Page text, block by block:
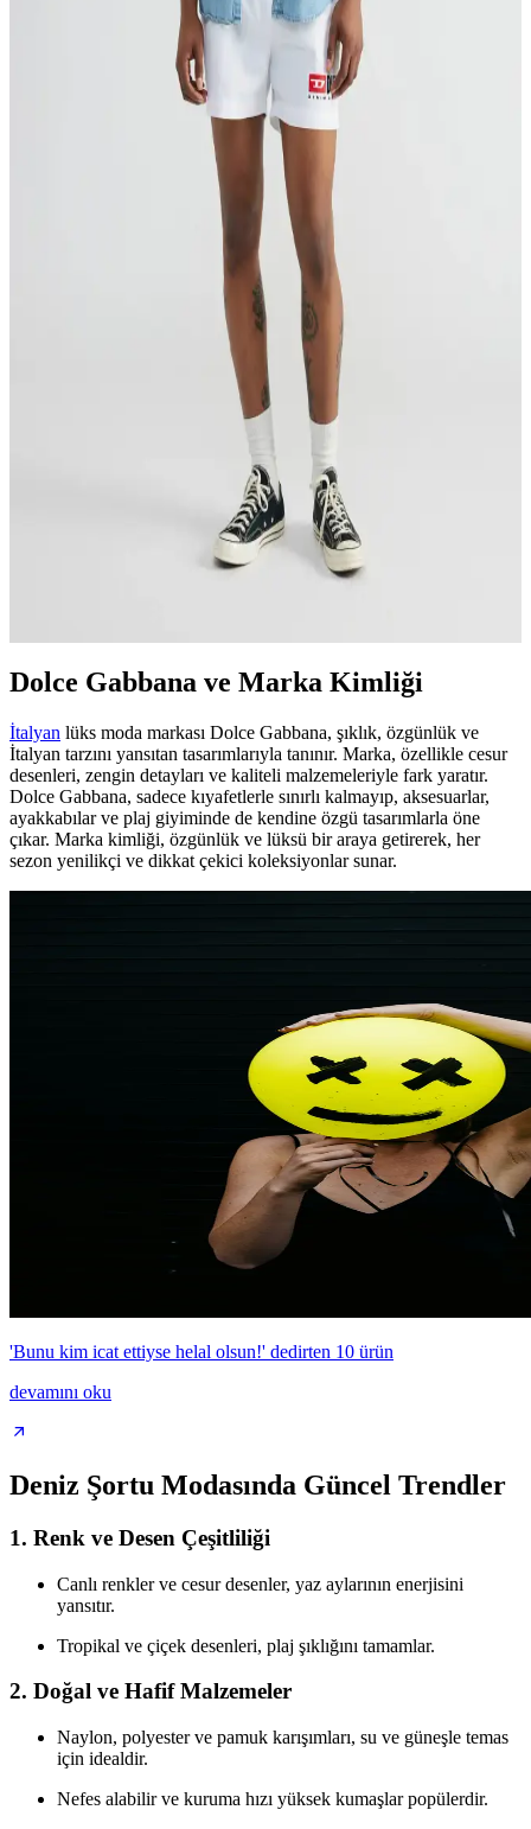
Pentı Deniz Şortu: Yazın Renkli ve Şık
Seçenekleriyle Plaj ve Günlük Kullanım
Pentı Deniz Şortu, canlı renkleri ve desenleriyle plaj ve günlük
kullanıma uygun, hafif ve dayanıklı kumaşıyla rahat ve şık bir yaz
Us Polo Deniz Şortu ile Yaz Modasında Şıklık ve
Us Polo'nun çeşitli deniz şortu koleksiyonları, şıklık ve konforu bir
arada sunar. Renk, desen ve kesim seçenekleriyle yaz aylarında
özgürce hareket etmenizi sağlar.
Dolce Gabbana ile Deniz Şortu Modasında Şıklık ve
Dolce Gabbana'nın deniz şortu koleksiyonları, cesur desenler ve
yüksek kaliteli malzemelerle şıklık ve fonksiyonelliği bir araya
getiriyor. Yaz aylarına uygun tasarımlar, stil ve rahatlığı birleştiriyor.
Diesel Deniz Şortu Koleksiyonu: Yaz ve Plaj
Modasında Şıklık ve Konforun Buluşması
Diesel markasının yüksek kaliteli ve özgün tasarımlara sahip Deniz
Dolce Gabbana ve Marka Kimliği
İtalyan lüks moda markası Dolce Gabbana, şıklık, özgünlük ve
İtalyan tarzını yansıtan tasarımlarıyla tanınır. Marka, özellikle cesur
desenleri, zengin detayları ve kaliteli malzemeleriyle fark yaratır.
Dolce Gabbana, sadece kıyafetlerle sınırlı kalmayıp, aksesuarlar,
ayakkabılar ve plaj giyiminde de kendine özgü tasarımlarla öne
çıkar. Marka kimliği, özgünlük ve lüksü bir araya getirerek, her
sezon yenilikçi ve dikkat çekici koleksiyonlar sunar.
'Bunu kim icat ettiyse helal olsun!' dedirten 10 ürün
devamını oku
Deniz Şortu Modasında Güncel Trendler
1. Renk ve Desen Çeşitliliği
Canlı renkler ve cesur desenler, yaz aylarının enerjisini
yansıtır.
Tropikal ve çiçek desenleri, plaj şıklığını tamamlar.
2. Doğal ve Hafif Malzemeler
Naylon, polyester ve pamuk karışımları, su ve güneşle temas
için idealdir.
Nefes alabilir ve kuruma hızı yüksek kumaşlar popülerdir.